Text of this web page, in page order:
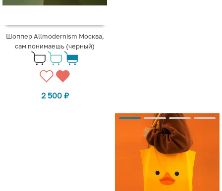
Шоппер Allmodernism Москва,
сам понимаешь (черный)
2 500 ₽